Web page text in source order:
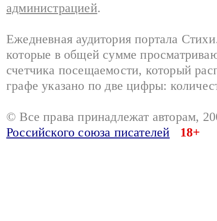
администрацией.
Ежедневная аудитория портала
которые в общей сумме
счетчика посещаемости, который
графе указано по две цифры:
© Все права принадлежат авторам,
Российского союза писателей
18+